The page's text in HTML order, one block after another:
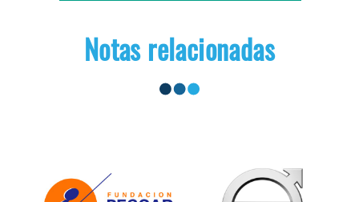
Notas relacionadas